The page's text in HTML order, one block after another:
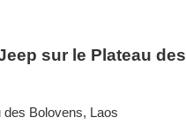
sur le Plateau des
des Bolovens, Laos